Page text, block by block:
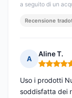
a seguito di un
Recensione
A
Aline T.
Nota: 5 su
Uso i prodotti
soddisfatta dei